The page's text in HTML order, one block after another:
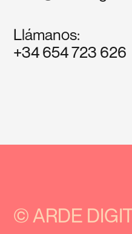
Llámanos:
+34 654 723 626
© ARDE